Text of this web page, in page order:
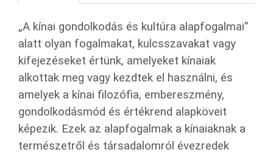
„A kínai gondolkodás és kultúra alapfogalmai”
alatt olyan fogalmakat, kulcsszavakat vagy
kifejezéseket értünk, amelyeket kínaiak
alkottak meg vagy kezdtek el használni, és
amelyek a kínai filozófia, embereszmény,
gondolkodásmód és értékrend alapköveit
képezik. Ezek az alapfogalmak a kínaiaknak a
természetről és társadalomról évezredek